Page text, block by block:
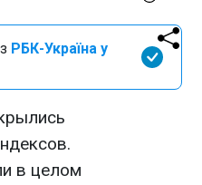
РБК-Україна у
в целом